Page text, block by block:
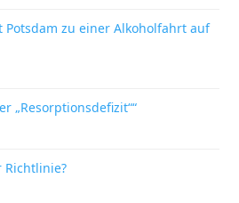
Potsdam zu einer Alkoholfahrt auf
„Resorptionsdefizit““
Richtlinie?